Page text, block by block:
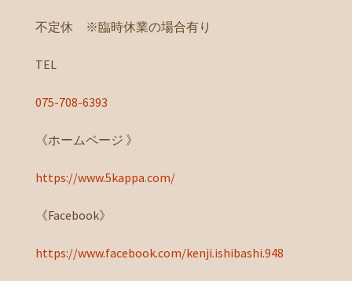
不定休 ※臨時休業の場合有り
TEL
075-708-6393
《ホームページ 》
https://www.5kappa.com/
《Facebook》
https://www.facebook.com/kenji.ishibashi.948